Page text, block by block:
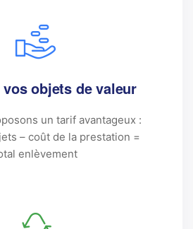
vos objets de valeur
un tarif avantageux :
– coût de la prestation =
enlèvement